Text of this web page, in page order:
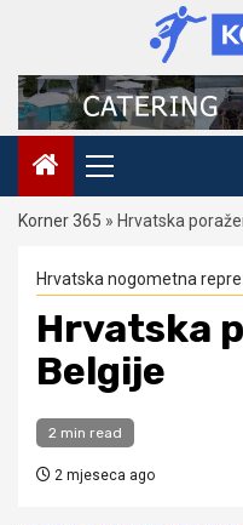
content
Primary
Menu
Korner 365 » Hrvatska
Hrvatska nogometna
Hrvatska
Belgije
2 min read
2 mjeseca ago